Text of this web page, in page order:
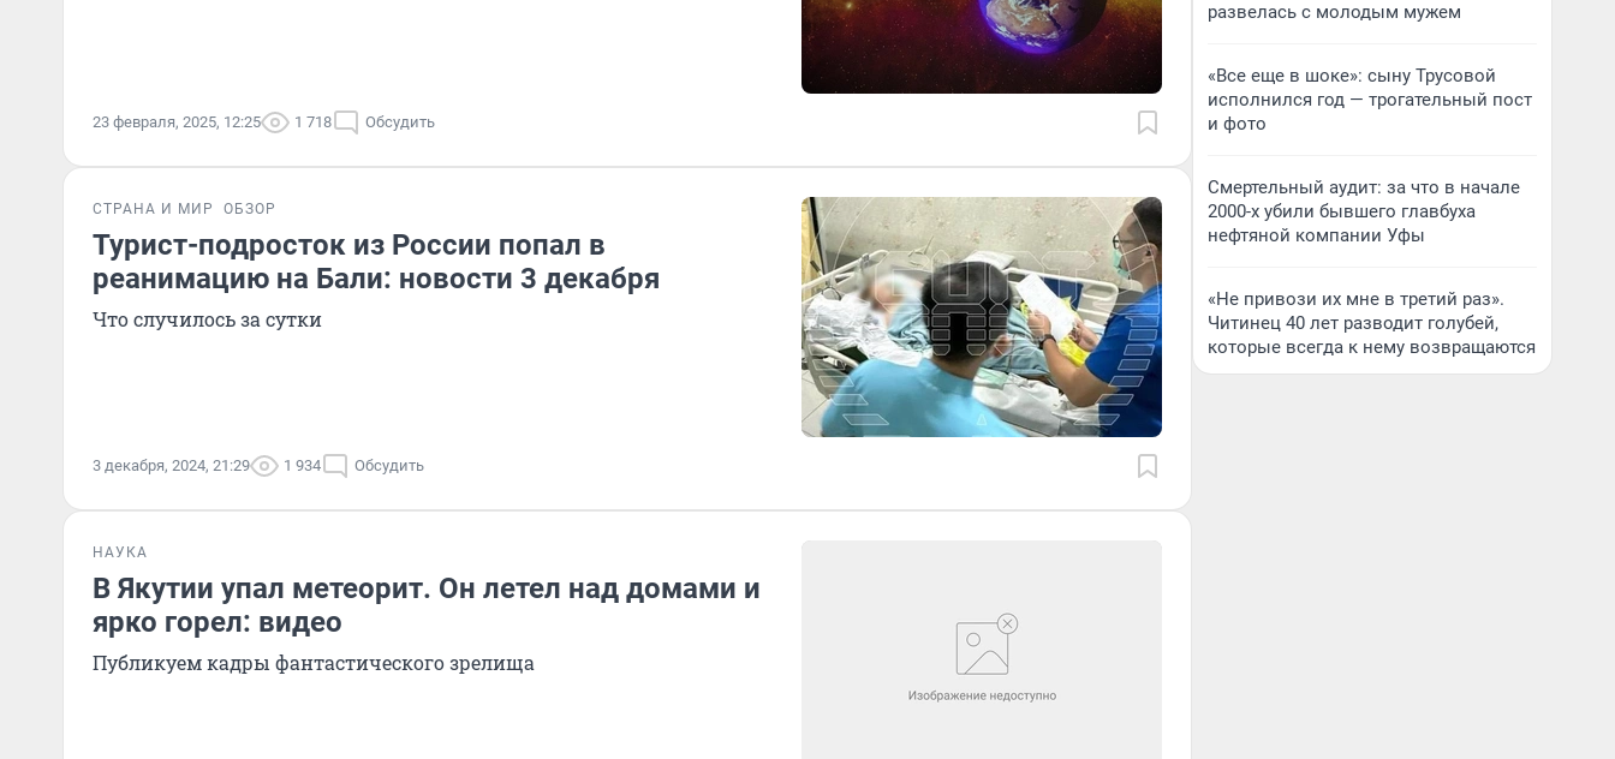
23 февраля, 2025, 12:25 1 718 Обсудить
СТРАНА И МИР ОБЗОР
Турист-подросток из России попал в
реанимацию на Бали: новости 3 декабря
Что случилось за сутки
3 декабря, 2024, 21:29 1 934 Обсудить
НАУКА
В Якутии упал метеорит. Он летел над домами и
ярко горел: видео
Публикуем кадры фантастического зрелища
развелась с молодым мужем
«Все еще в шоке»: сыну Трусовой
исполнился год — трогательный пост
и фото
Смертельный аудит: за что в начале
2000-х убили бывшего главбуха
нефтяной компании Уфы
«Не привози их мне в третий раз».
Читинец 40 лет разводит голубей,
которые всегда к нему возвращаются